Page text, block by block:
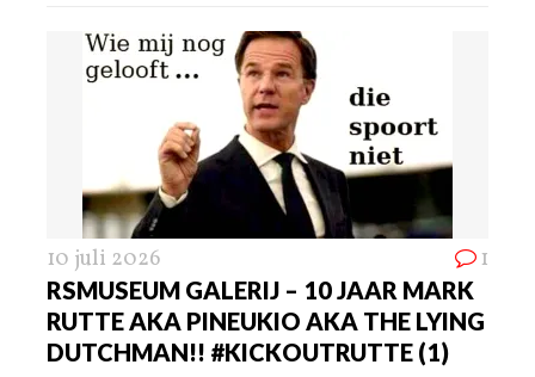
10 juli 2026 1
RSMUSEUM GALERIJ – 10 JAAR MARK
RUTTE AKA PINEUKIO AKA THE LYING
DUTCHMAN!! #KICKOUTRUTTE (1)